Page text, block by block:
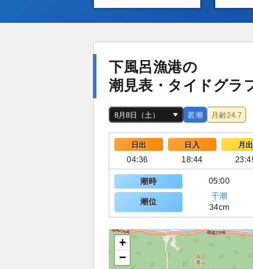
下風呂漁港の
潮見表・タイドグラ
若潮 月齢24.7
日出 日入 月出
04:36
18:44
潮時 05:00
潮位
干潮
34cm
+
−